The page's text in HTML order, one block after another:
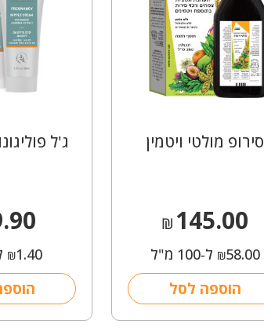
סירופ מולטי ויטמין
₪ 145.00
₪58.00 ל-100 מ"ל
הוספה לסל
ג'ל
₪1.40